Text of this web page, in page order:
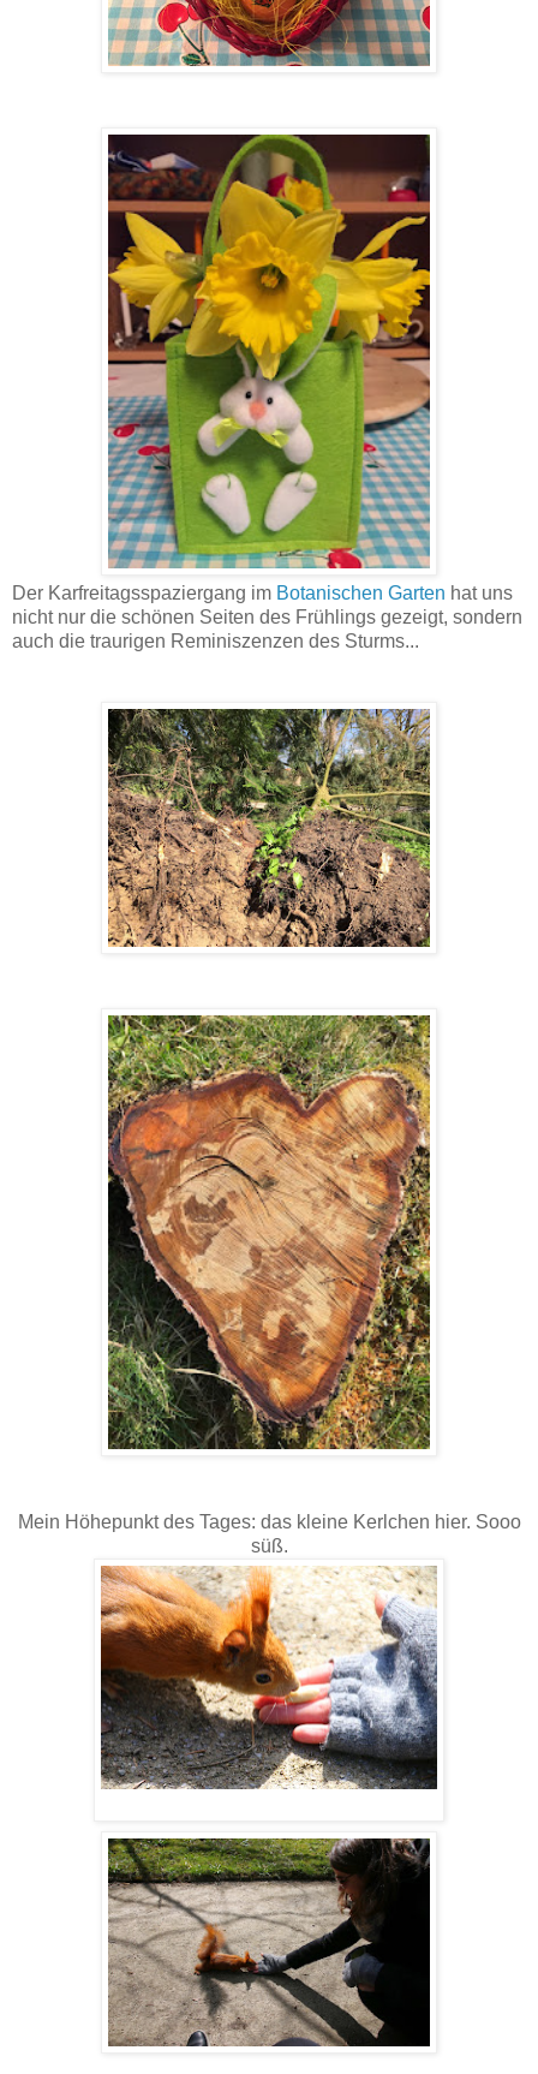
Der Karfreitagsspaziergang im Botanischen Garten hat uns
nicht nur die schönen Seiten des Frühlings gezeigt, sondern
auch die traurigen Reminiszenzen des Sturms...
Mein Höhepunkt des Tages: das kleine Kerlchen hier. Sooo
süß.